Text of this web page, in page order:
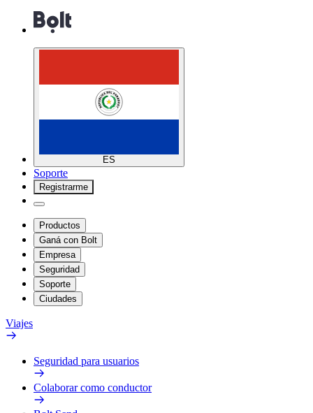
ES
Soporte
Registrarme
Productos
Ganá con Bolt
Empresa
Seguridad
Soporte
Ciudades
Viajes
Seguridad para usuarios
Colaborar como conductor